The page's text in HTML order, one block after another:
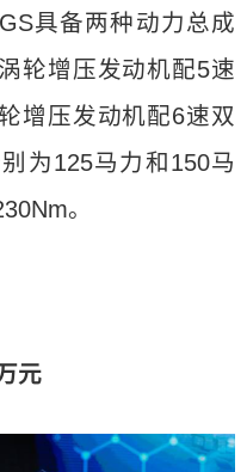
具备两种动力总成
轮增压发动机配5速
增压发动机配6速双
为125马力和150马
。
元